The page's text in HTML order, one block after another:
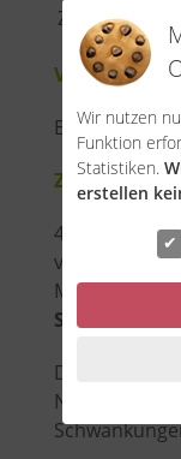
Zerlegt in:
Verwendung:
Brotzeit
Zutaten:
47 %
vom
Mangalitza,
Senf
Diese Werte
Wir nutzen
Funktion
Statistiken.
erstellen